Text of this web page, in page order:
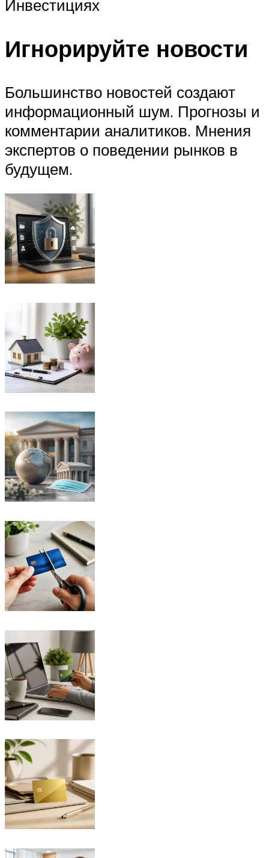
Инвестициях
Игнорируйте новости
Большинство новостей создают
информационный шум. Прогнозы и
комментарии аналитиков. Мнения
экспертов о поведении рынков в
будущем.